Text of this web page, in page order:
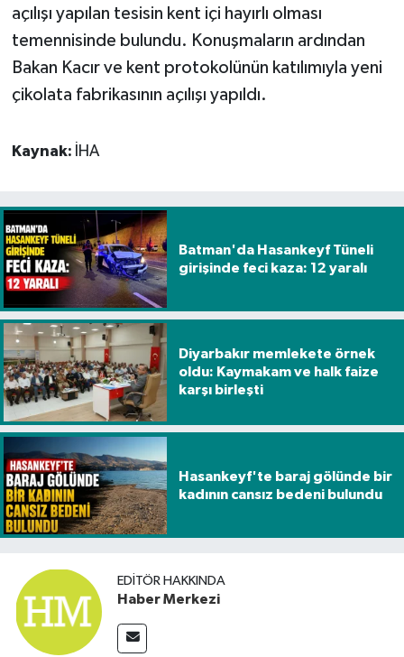
açılışı yapılan tesisin kent içi hayırlı olması
temennisinde bulundu. Konuşmaların ardından
Bakan Kacır ve kent protokolünün katılımıyla yeni
çikolata fabrikasının açılışı yapıldı.
Kaynak: İHA
Batman'da Hasankeyf Tüneli
girişinde feci kaza: 12 yaralı
Diyarbakır memlekete örnek
oldu: Kaymakam ve halk faize
karşı birleşti
Hasankeyf'te baraj gölünde bir
kadının cansız bedeni bulundu
EDITÖR HAKKINDA
Haber Merkezi